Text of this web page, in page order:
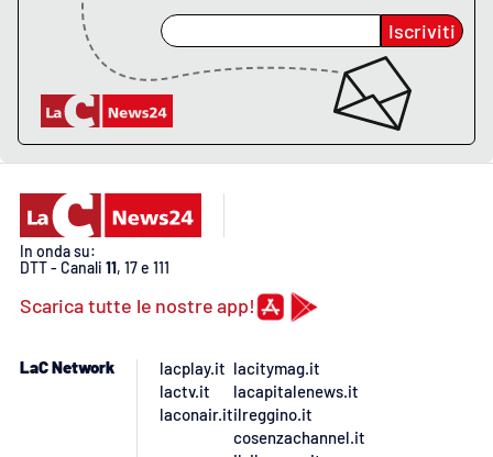
Iscriviti
In onda su:
DTT - Canali 11, 17 e 111
Scarica tutte le nostre app!
LaC Network
lacplay.it
lactv.it
laconair.it
lacitymag.it
lacapitalenews.it
ilreggino.it
cosenzachannel.it